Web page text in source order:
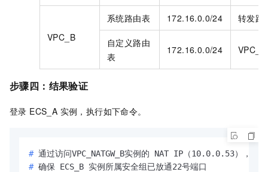
VPC_B
系统路由表 172.16.0.0/24 转发路
自定义路由
表
172.16.0.0/24
步骤四： 结果验证
登录 ECS_A 实例，执行如下命令。
# 通过访问VPC_NATGW_B实例的 NAT IP（10.0.0.53），远
# 确保 ECS_B 实例所属安全组已放通22号端口